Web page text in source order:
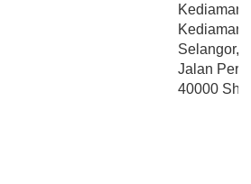
Kediaman
Kediaman
Selangor,
Jalan
40000